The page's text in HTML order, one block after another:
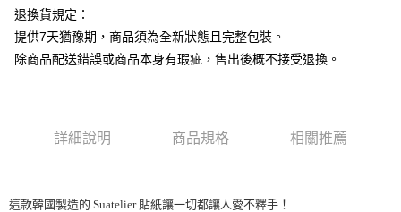
每筆NT$130，滿NT$2,500(含以上)免運費
退換貨規定：
提供7天猶豫期，商品須為全新狀態且完整包裝。
除商品配送錯誤或商品本身有瑕疵，售出後概不接受退換。
詳細說明 商品規格 相關推薦
這款韓國製造的 Suatelier 貼紙讓一切都讓人愛不釋手！